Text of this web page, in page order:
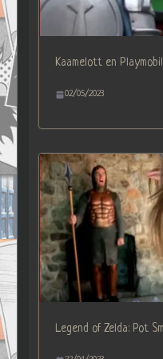
Kaamelott en
02/05/2023
Legend of Zelda: Pot